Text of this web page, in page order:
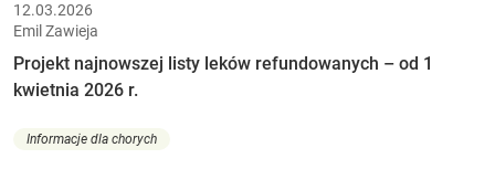
12.03.2026
Emil Zawieja
Projekt najnowszej listy leków refundowanych – od 1
kwietnia 2026 r.
Informacje dla chorych